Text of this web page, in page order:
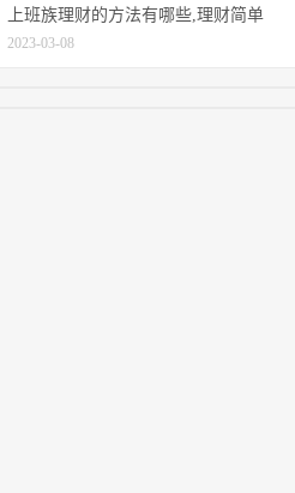
上班族理财的方法有哪些,理财简单
2023-03-08